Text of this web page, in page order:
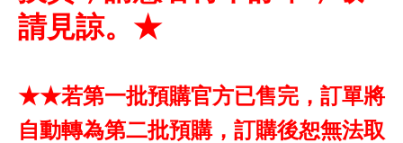
請見諒。★
★★若第一批預購官方已售完，訂單將
自動轉為第二批預購，訂購後恕無法取